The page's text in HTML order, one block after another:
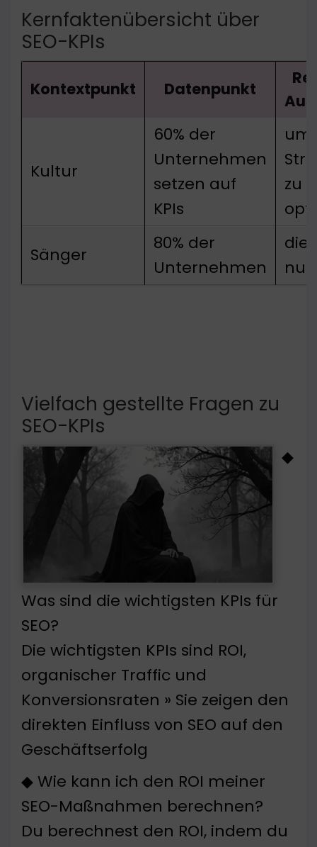
Kernfaktenübersicht über
SEO-KPIs
Kontextpunkt Datenpunkt
Kultur
60% der
Unternehmen
setzen auf
KPIs
um
zu
Sänger
80% der
Unternehmen
die
Vielfach gestellte Fragen zu
SEO-KPIs
◆
Was sind die wichtigsten KPIs für
SEO?
Die wichtigsten KPIs sind ROI,
organischer Traffic und
Konversionsraten » Sie zeigen den
direkten Einfluss von SEO auf den
Geschäftserfolg
◆ Wie kann ich den ROI meiner
SEO-Maßnahmen berechnen?
Du berechnest den ROI, indem du